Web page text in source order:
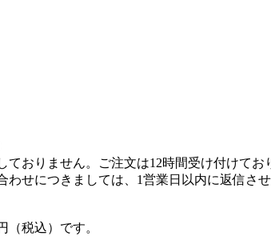
ておりません。ご注文は12時間受け付けて
わせにつきましては、1営業日以内に返信させ
（税込）です。